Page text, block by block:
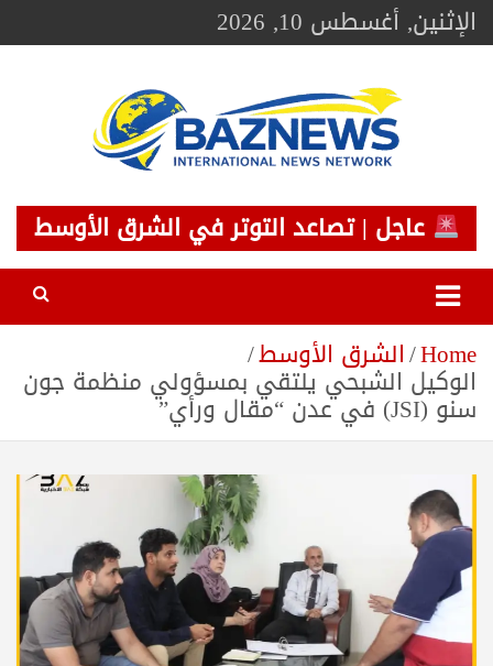
Skip
toالإثنين, أغسطس 10, 2026
BAZNEWS
شبكة باز الإخبارية
عاجل | تصاعد التوتر في الشرق الأوسط
Home الشرق الأوسط
الوكيل الشبحي يلتقي بمسؤولي منظمة جون
سنو (JSI) في عدن “مقال ورأي”